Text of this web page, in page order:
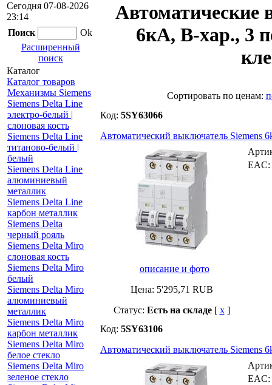
Сегодня 07-08-2026
23:14
Поиск
Ok
Расширенный
поиск
Каталог
Каталог товаров
Механизмы Siemens
Siemens Delta Line
электро-белый |
слоновая кость
Siemens Delta Line
титаново-белый |
белый
Siemens Delta Line
алюминиевый
металлик
Siemens Delta Line
карбон металлик
Siemens Delta
черный рояль
Siemens Delta Miro
слоновая кость
Siemens Delta Miro
белый
Siemens Delta Miro
алюминиевый
металлик
Siemens Delta Miro
карбон металлик
Siemens Delta Miro
белое стекло
Siemens Delta Miro
зеленое стекло
Автоматические
6кА, B-хар., 3
Cортировать по ценам:
Код: 5SY63066
Автоматический выключатель Siemens
описание и фото
Цена: 5'295,71 RUB
Статус: Есть на складе[ x]
EAC:
Код: 5SY63106
Автоматический выключатель Siemens
EAC: